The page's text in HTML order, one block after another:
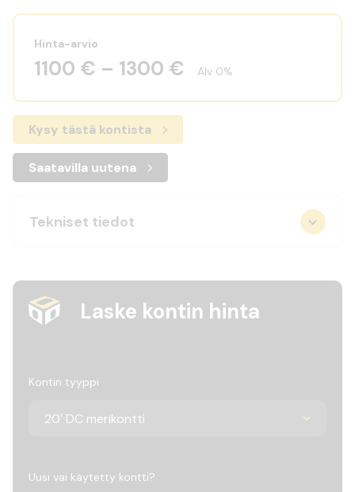
Hinta-arvio
1100 € – 1300 € Alv 0%
Kysy tästä kontista
Saatavilla uutena
Tekniset tiedot
Laske kontin hinta
Kontin tyyppi
Uusi vai käytetty kontti?